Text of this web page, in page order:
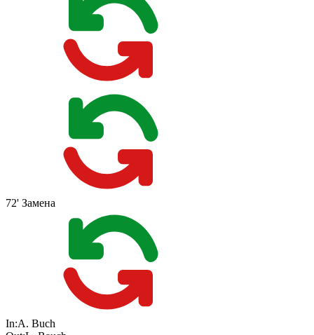
72' Замена
In:A. Buch